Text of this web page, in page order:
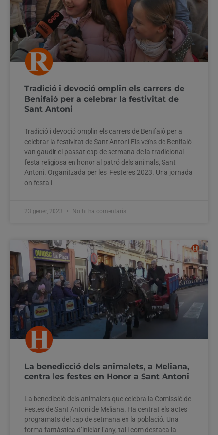
Tradició i devoció omplin els carrers de
Benifaió per a celebrar la festivitat de
Sant Antoni
Tradició i devoció omplin els carrers de Benifaió per a
celebrar la festivitat de Sant Antoni Els veïns de Benifaió
van gaudir el passat cap de setmana de la tradicional
festa religiosa en honor al patró dels animals, Sant
Antoni. Organitzada per les Festeres 2023. Una jornada
on festa i
23 gener, 2023 No hi ha comentaris
La benedicció dels animalets, a Meliana,
centra les festes en Honor a Sant Antoni
La benedicció dels animalets que celebra la Comissió de
Festes de Sant Antoni de Meliana. Ha centrat els actes
programats del cap de setmana en la població. Una
forma fantàstica d’iniciar l’any, tal i com destaca la